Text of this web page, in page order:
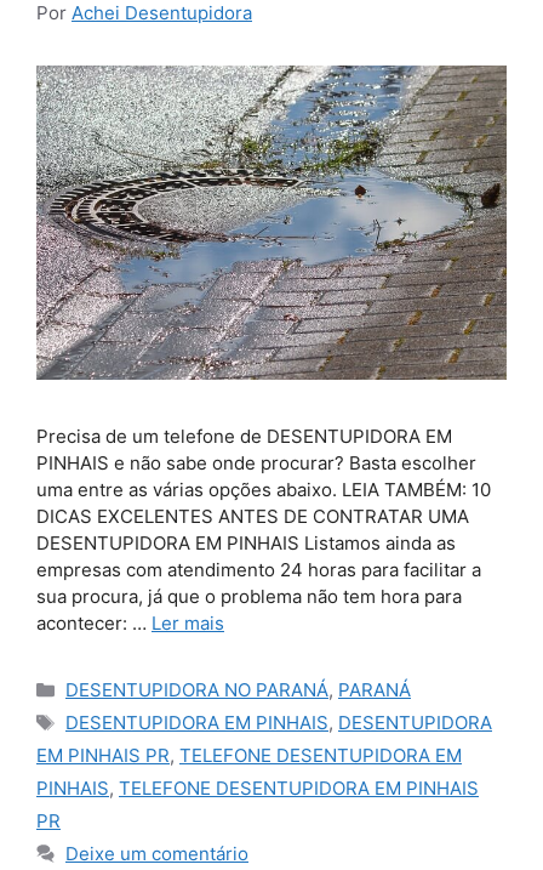
Por Achei Desentupidora
Precisa de um telefone de DESENTUPIDORA EM
PINHAIS e não sabe onde procurar? Basta escolher
uma entre as várias opções abaixo. LEIA TAMBÉM: 10
DICAS EXCELENTES ANTES DE CONTRATAR UMA
DESENTUPIDORA EM PINHAIS Listamos ainda as
empresas com atendimento 24 horas para facilitar a
sua procura, já que o problema não tem hora para
acontecer: … Ler mais
Categorias
DESENTUPIDORA NO PARANÁ, PARANÁ
Tags
DESENTUPIDORA EM PINHAIS, DESENTUPIDORA
EM PINHAIS PR, TELEFONE DESENTUPIDORA EM
PINHAIS, TELEFONE DESENTUPIDORA EM PINHAIS
PR
Deixe um comentário